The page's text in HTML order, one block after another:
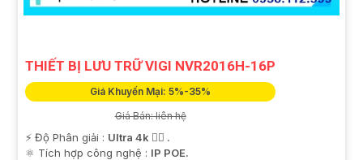
THIẾT BỊ LƯU TRỮ VIGI NVR2016H-16P
Giá Khuyến Mại: 5%-35%
Giá Bán: liên hệ
️⚡ Độ Phân giải : Ultra 4k 👍🏾 .
⚛️ Tích hợp công nghệ : IP POE.